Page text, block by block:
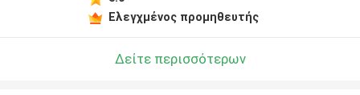
Ελεγχμένος προμηθευτής
Δείτε περισσότερων